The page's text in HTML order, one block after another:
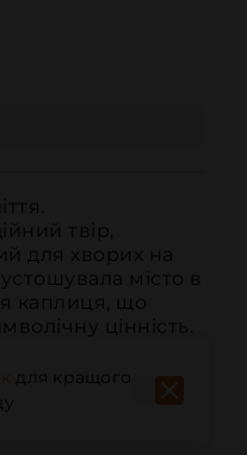
твір,
для хворих на
місто в
каплиця, що
цінність.
елементи
для кращого